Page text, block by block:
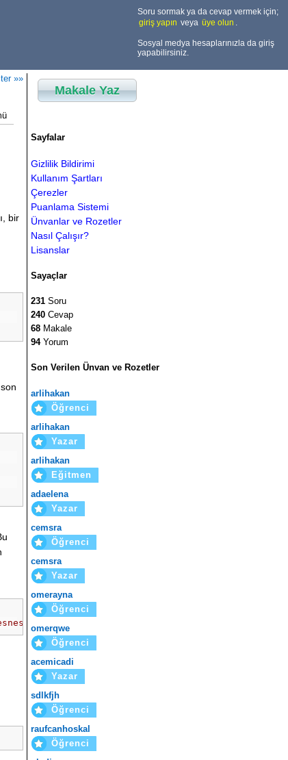
Soru sormak ya da cevap vermek için;
giriş yapın veya üye olun .
Sosyal medya hesaplarınızla da giriş
yapabilirsiniz.
»»
bir
next metodunu çağır.
Makale Yaz
Sayfalar
Gizlilik Bildirimi
Kullanım Şartları
Çerezler
Puanlama Sistemi
Ünvanlar ve Rozetler
Nasıl Çalışır?
Lisanslar
Sayaçlar
231 Soru
240 Cevap
68 Makale
94Yorum
Son Verilen Ünvan ve Rozetler
arlihakan
Öğrenci
arlihakan
Yazar
arlihakan
Eğitmen
adaelena
Yazar
cemsra
Öğrenci
cemsra
Yazar
omerayna
Öğrenci
omerqwe
Öğrenci
acemicadi
Yazar
sdlkfjh
Öğrenci
raufcanhoskal
Öğrenci